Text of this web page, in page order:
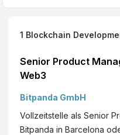
1 Blockchain
Senior Product
Web3
Bitpanda GmbH
Vollzeitstelle als Senior
Bitpanda in Barcelona